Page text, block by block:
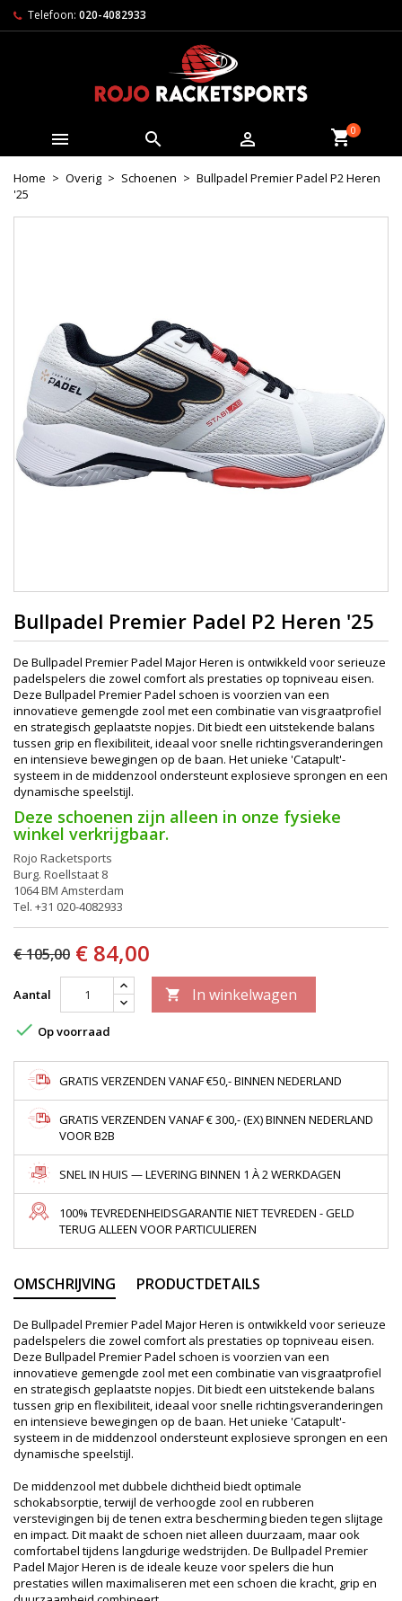
Telefoon: 020-4082933
   0
Home Overig Schoenen
Bullpadel Premier Padel P2 Heren
'25
Bullpadel Premier Padel P2 Heren '25
De Bullpadel Premier Padel Major Heren is ontwikkeld voor serieuze
padelspelers die zowel comfort als prestaties op topniveau eisen.
Deze Bullpadel Premier Padel schoen is voorzien van een
innovatieve gemengde zool met een combinatie van visgraatprofiel
en strategisch geplaatste nopjes. Dit biedt een uitstekende balans
tussen grip en flexibiliteit, ideaal voor snelle richtingsveranderingen
en intensieve bewegingen op de baan. Het unieke 'Catapult'-
systeem in de middenzool ondersteunt explosieve sprongen en een
dynamische speelstijl.
Deze schoenen zijn alleen in onze fysieke
winkel verkrijgbaar.
Rojo Racketsports
Burg. Roellstaat 8
1064 BM Amsterdam
Tel. +31 020-4082933
€ 105,00 € 84,00
Aantal  In winkelwagen
 Op voorraad
GRATIS VERZENDEN VANAF €50,- BINNEN NEDERLAND
GRATIS VERZENDEN VANAF € 300,- (EX) BINNEN NEDERLAND
VOOR B2B
SNEL IN HUIS — LEVERING BINNEN 1 À 2 WERKDAGEN
100% TEVREDENHEIDSGARANTIE NIET TEVREDEN - GELD
TERUG ALLEEN VOOR PARTICULIEREN
OMSCHRIJVING PRODUCTDETAILS
De Bullpadel Premier Padel Major Heren is ontwikkeld voor serieuze
padelspelers die zowel comfort als prestaties op topniveau eisen.
Deze Bullpadel Premier Padel schoen is voorzien van een
innovatieve gemengde zool met een combinatie van visgraatprofiel
en strategisch geplaatste nopjes. Dit biedt een uitstekende balans
tussen grip en flexibiliteit, ideaal voor snelle richtingsveranderingen
en intensieve bewegingen op de baan. Het unieke 'Catapult'-
systeem in de middenzool ondersteunt explosieve sprongen en een
dynamische speelstijl.
De middenzool met dubbele dichtheid biedt optimale
schokabsorptie, terwijl de verhoogde zool en rubberen
verstevigingen bij de tenen extra bescherming bieden tegen slijtage
en impact. Dit maakt de schoen niet alleen duurzaam, maar ook
comfortabel tijdens langdurige wedstrijden. De Bullpadel Premier
Padel Major Heren is de ideale keuze voor spelers die hun
prestaties willen maximaliseren met een schoen die kracht, grip en